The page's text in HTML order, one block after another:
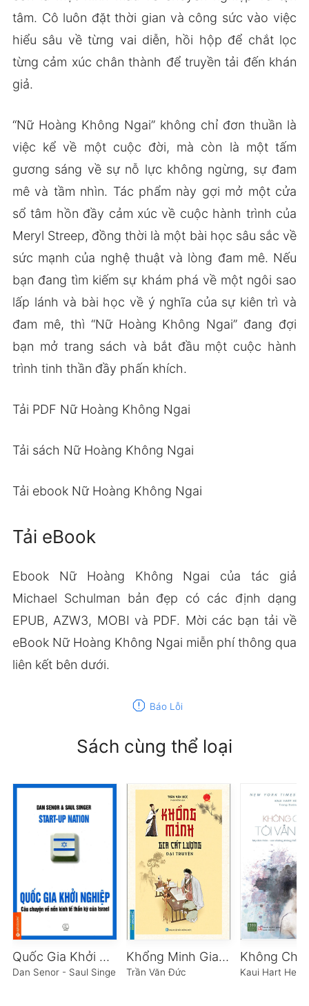
tâm. Cô luôn đặt thời gian và công sức vào việc
hiểu sâu về từng vai diễn, hồi hộp để chắt lọc
từng cảm xúc chân thành để truyền tải đến khán
giả.
“Nữ Hoàng Không Ngai” không chỉ đơn thuần là
việc kể về một cuộc đời, mà còn là một tấm
gương sáng về sự nỗ lực không ngừng, sự đam
mê và tầm nhìn. Tác phẩm này gợi mở một cửa
sổ tâm hồn đầy cảm xúc về cuộc hành trình của
Meryl Streep, đồng thời là một bài học sâu sắc về
sức mạnh của nghệ thuật và lòng đam mê. Nếu
bạn đang tìm kiếm sự khám phá về một ngôi sao
lấp lánh và bài học về ý nghĩa của sự kiên trì và
đam mê, thì “Nữ Hoàng Không Ngai” đang đợi
bạn mở trang sách và bắt đầu một cuộc hành
trình tinh thần đầy phấn khích.
Tải PDF Nữ Hoàng Không Ngai
Tải sách Nữ Hoàng Không Ngai
Tải ebook Nữ Hoàng Không Ngai
Tải eBook
Ebook Nữ Hoàng Không Ngai của tác giả
Michael Schulman bản đẹp có các định dạng
EPUB, AZW3, MOBI và PDF. Mời các bạn tải về
eBook Nữ Hoàng Không Ngai miễn phí thông qua
liên kết bên dưới.
report Báo Lỗi
Sách cùng thể loại
Quốc Gia Khởi Nghiệp
Dan Senor - Saul Singer
Khổng Minh Gia Cát Lượng Đại Truyện
Trần Văn Đức Kaui Hart